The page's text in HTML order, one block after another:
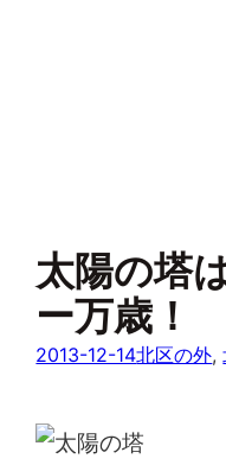
太陽の塔
ー万歳！
2013-12-14北区の外,